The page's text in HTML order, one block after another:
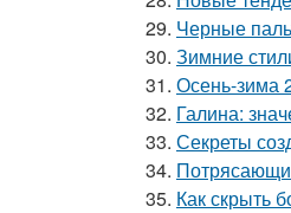
29. Черные
30. Зимние
31. Осень-зима
32. Галина:
33. Секреты
34.
35. Как скрыть